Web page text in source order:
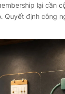
lại cần
Quyết định công